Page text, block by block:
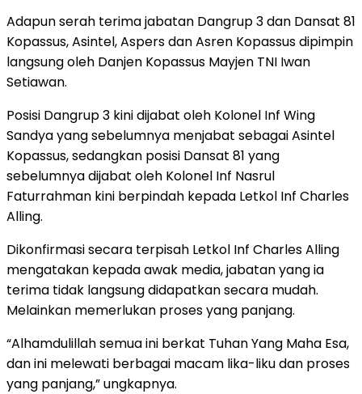
Adapun serah terima jabatan Dangrup 3 dan Dansat 81
Kopassus, Asintel, Aspers dan Asren Kopassus dipimpin
langsung oleh Danjen Kopassus Mayjen TNI Iwan
Setiawan.
Posisi Dangrup 3 kini dijabat oleh Kolonel Inf Wing
Sandya yang sebelumnya menjabat sebagai Asintel
Kopassus, sedangkan posisi Dansat 81 yang
sebelumnya dijabat oleh Kolonel Inf Nasrul
Faturrahman kini berpindah kepada Letkol Inf Charles
Alling.
Dikonfirmasi secara terpisah Letkol Inf Charles Alling
mengatakan kepada awak media, jabatan yang ia
terima tidak langsung didapatkan secara mudah.
Melainkan memerlukan proses yang panjang.
“Alhamdulillah semua ini berkat Tuhan Yang Maha Esa,
dan ini melewati berbagai macam lika-liku dan proses
yang panjang,” ungkapnya.